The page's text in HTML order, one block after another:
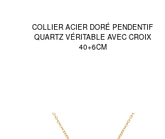
COLLIER ACIER DORÉ PENDENTIF
QUARTZ VÉRITABLE AVEC CROIX
40+6CM